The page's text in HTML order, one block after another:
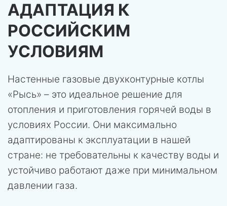
АДАПТАЦИЯ К
РОССИЙСКИМ
УСЛОВИЯМ
Настенные газовые двухконтурные котлы
«Рысь» – это идеальное решение для
отопления и приготовления горячей воды в
условиях России. Они максимально
адаптированы к эксплуатации в нашей
стране: не требовательны к качеству воды и
устойчиво работают даже при минимальном
давлении газа.